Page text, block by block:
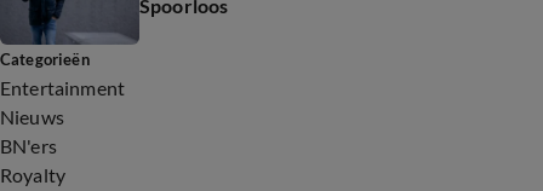
Spoorloos
Categorieën
Entertainment
Nieuws
BN'ers
Royalty